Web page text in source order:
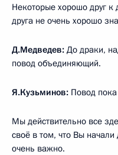
Некоторые хорошо друг к
друга не очень хорошо
Д.Медведев: До драки,
повод объединяющий.
Я.Кузьминов: Повод
Мы действительно все
своё в том, что Вы начали
очень важно.